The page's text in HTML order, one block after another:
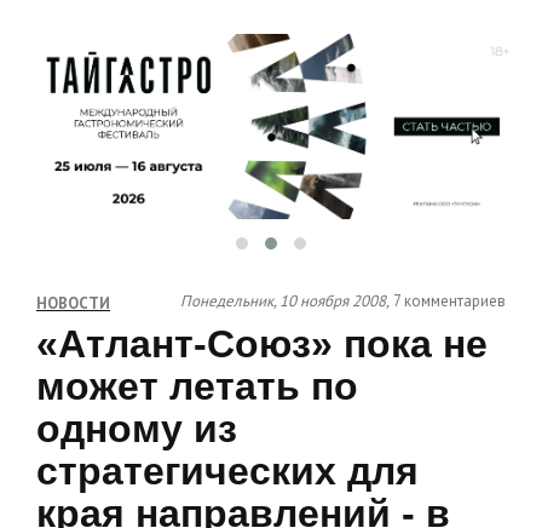
НОВОСТИ Понедельник, 10 ноября 2008, 7 комментариев
«Атлант-Союз» пока не
может летать по
одному из
стратегических для
края направлений - в